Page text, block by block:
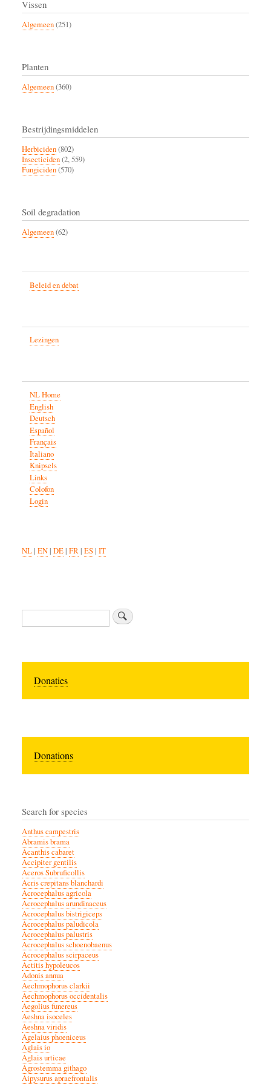
Vissen
Algemeen(251)
Planten
Algemeen(360)
Bestrijdingsmiddelen
Herbiciden(802)
Insecticiden(2, 559)
Fungiciden(570)
Soil degradation
Algemeen(62)
Beleid en debat
Lezingen
NL Home
English
Deutsch
Español
Français
Italiano
Knipsels
Links
Colofon
Login
NL| EN| DE| FR| ES| IT
Zoeken
Donaties
Donations
Search for species
Anthus campestris
Abramis brama
Acanthis cabaret
Accipiter gentilis
Aceros Subruficollis
Acris crepitans blanchardi
Acrocephalus agricola
Acrocephalus arundinaceus
Acrocephalus bistrigiceps
Acrocephalus paludicola
Acrocephalus palustris
Acrocephalus schoenobaenus
Acrocephalus scirpaceus
Actitis hypoleucos
Adonis annua
Aechmophorus clarkii
Aechmophorus occidentalis
Aegolius funereus
Aeshna isoceles
Aeshna viridis
Agelaius phoeniceus
Aglais io
Aglais urticae
Agrostemma githago
Aipysurus apraefrontalis